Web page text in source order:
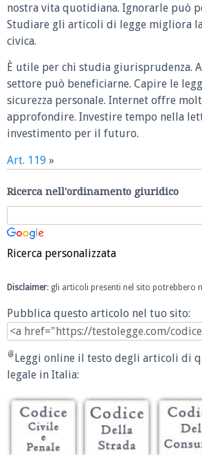
nostra vita quotidiana. Ignorarle può
Studiare gli articoli di legge migliora la
civica.
È utile per chi studia giurisprudenza.
settore può beneficiarne. Capire le
sicurezza personale. Internet offre
approfondire. Investire tempo nella
investimento per il futuro.
Art. 119 »
Ricerca nell'ordinamento giuridico
Ricerca personalizzata
Disclaimer: gli articoli presenti nel sito potrebbero
Pubblica questo articolo nel tuo sito:
Leggi online il testo degli articoli di
legale in Italia: